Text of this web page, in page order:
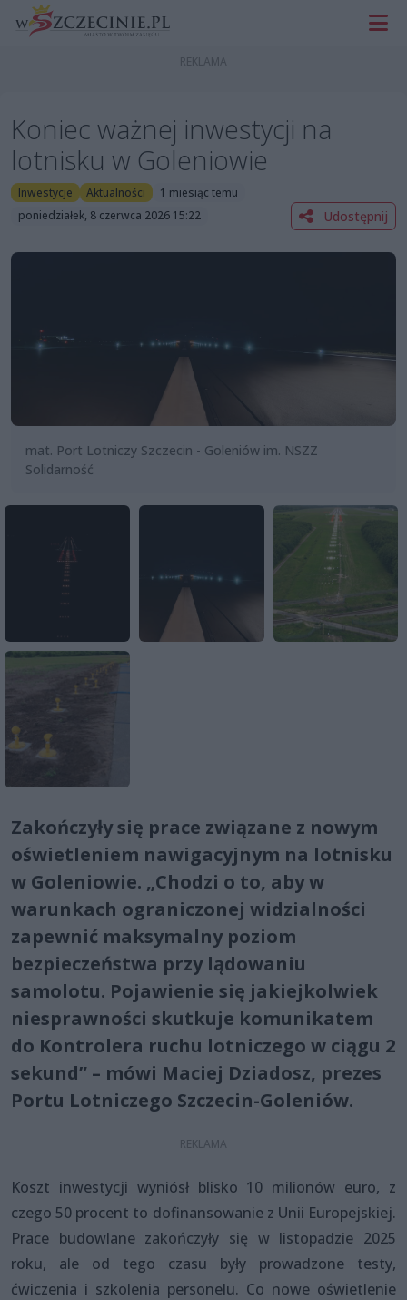
Koniec ważnej inwestycji na
lotnisku w Goleniowie
Inwestycje Aktualności
1 miesiąc temu
poniedziałek, 8 czerwca 2026 15:22
Udostępnij
mat. Port Lotniczy Szczecin - Goleniów im. NSZZ
Solidarność
Zakończyły się prace związane z nowym
oświetleniem nawigacyjnym na lotnisku
w Goleniowie. „Chodzi o to, aby w
warunkach ograniczonej widzialności
zapewnić maksymalny poziom
bezpieczeństwa przy lądowaniu
samolotu. Pojawienie się jakiejkolwiek
niesprawności skutkuje komunikatem
do Kontrolera ruchu lotniczego w ciągu 2
sekund” – mówi Maciej Dziadosz, prezes
Portu Lotniczego Szczecin-Goleniów.
Koszt inwestycji wyniósł blisko 10 milionów euro, z
czego 50 procent to dofinansowanie z Unii Europejskiej.
Prace budowlane zakończyły się w listopadzie 2025
roku, ale od tego czasu były prowadzone testy,
ćwiczenia i szkolenia personelu. Co nowe oświetlenie